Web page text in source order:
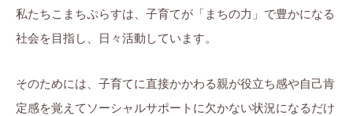
動
法
こ
ま
」
プ
ス
に
ま
ち
ら
す
私たちこまちぷらすは、子育てが「まちの力」で豊かになる
社会を目指し、日々活動しています。
そのためには、子育てに直接かかわる親が役立ち感や自己肯
定感を覚えてソーシャルサポートに欠かない状況になるだけ
ら
す